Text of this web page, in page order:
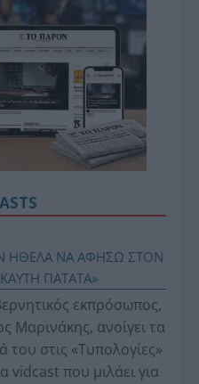
ΗΘΕΛΑ ΝΑ ΑΦΗΣΩ ΣΤΟΝ
ΠΑΤΑΤΑ»
εκπρόσωπος,
Μαρινάκης, ανοίγει τα
του στις «Τυπολογίες»
vidcast που μιλάει για